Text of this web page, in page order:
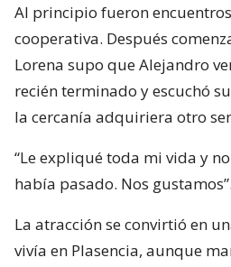
Al principio fueron
cooperativa. Después
Lorena supo que Alejandro
recién terminado y escuchó
la cercanía adquiriera otro
“Le expliqué toda mi vida y
había pasado. Nos gustamos”.
La atracción se convirtió en
vivía en Plasencia, aunque